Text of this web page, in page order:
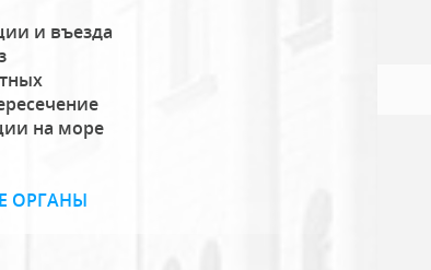
и въезда
на море
ОРГАНЫ